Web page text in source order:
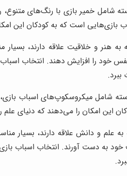
شامل خمیر بازی با رنگ‌های
است که به کودکان این
به هنر و خلاقیت علاقه دارند،
خود را افزایش دهند. انتخاب
ببرد.
شامل میکروسکوپ‌های اسباب
این امکان را می‌دهند که دنیای
به علم و دانش علاقه دارند،
خود به دست آورند. انتخاب اسباب